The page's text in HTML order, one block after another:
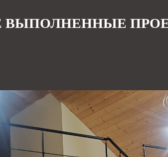
ВЫПОЛНЕННЫЕ